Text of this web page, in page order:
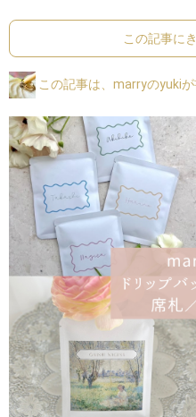
この記事に
この記事は、marryのyukiが